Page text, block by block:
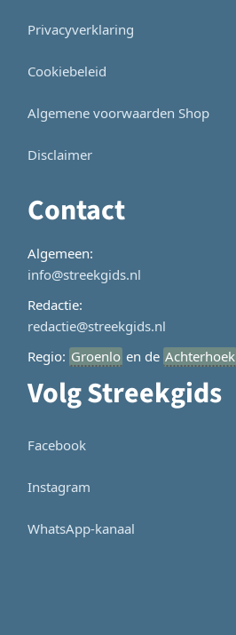
Privacyverklaring
Cookiebeleid
Algemene voorwaarden Shop
Disclaimer
Contact
Algemeen:
info@streekgids.nl
Redactie:
redactie@streekgids.nl
Regio: Groenlo en de Achterhoek
Volg Streekgids
Facebook
Instagram
WhatsApp-kanaal